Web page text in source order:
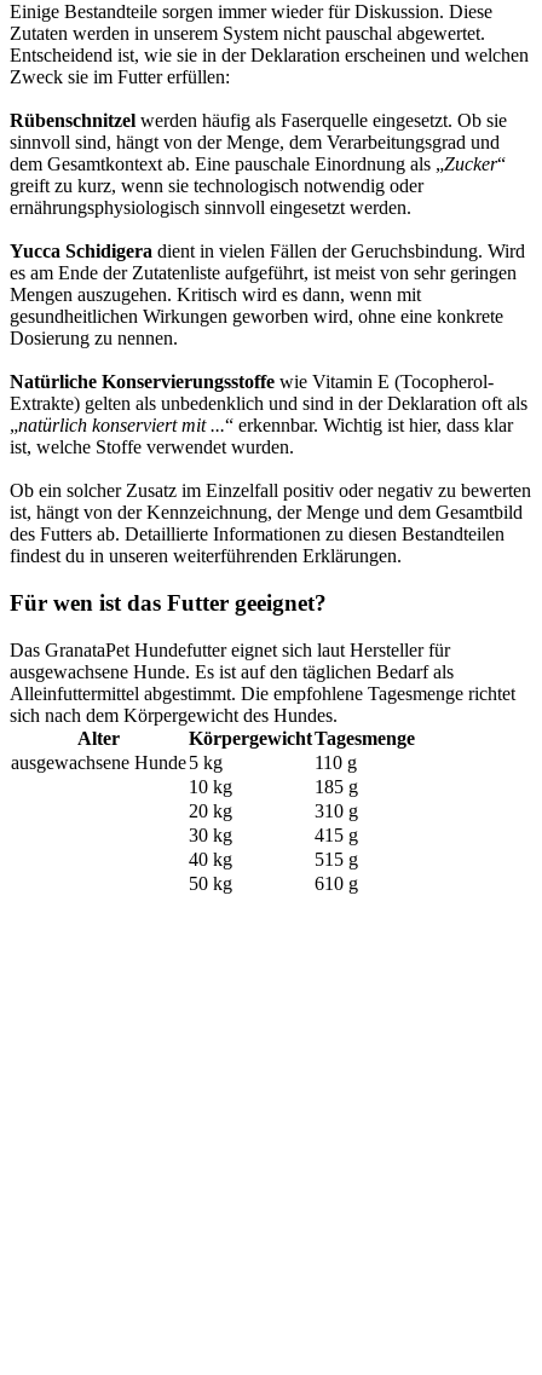
Einige Bestandteile sorgen immer wieder für Diskussion. Diese
Zutaten werden in unserem System nicht pauschal abgewertet.
Entscheidend ist, wie sie in der Deklaration erscheinen und welchen
Zweck sie im Futter erfüllen:
Rübenschnitzel werden häufig als Faserquelle eingesetzt. Ob sie
sinnvoll sind, hängt von der Menge, dem Verarbeitungsgrad und
dem Gesamtkontext ab. Eine pauschale Einordnung als „Zucker“
greift zu kurz, wenn sie technologisch notwendig oder
ernährungsphysiologisch sinnvoll eingesetzt werden.
Yucca Schidigera dient in vielen Fällen der Geruchsbindung. Wird
es am Ende der Zutatenliste aufgeführt, ist meist von sehr geringen
Mengen auszugehen. Kritisch wird es dann, wenn mit
gesundheitlichen Wirkungen geworben wird, ohne eine konkrete
Dosierung zu nennen.
Natürliche Konservierungsstoffe wie Vitamin E (Tocopherol-
Extrakte) gelten als unbedenklich und sind in der Deklaration oft als
„natürlich konserviert mit ...“ erkennbar. Wichtig ist hier, dass klar
ist, welche Stoffe verwendet wurden.
Ob ein solcher Zusatz im Einzelfall positiv oder negativ zu bewerten
ist, hängt von der Kennzeichnung, der Menge und dem Gesamtbild
des Futters ab. Detaillierte Informationen zu diesen Bestandteilen
findest du in unseren weiterführenden Erklärungen.
Für wen ist das Futter geeignet?
Das GranataPet Hundefutter eignet sich laut Hersteller für
ausgewachsene Hunde. Es ist auf den täglichen Bedarf als
Alleinfuttermittel abgestimmt. Die empfohlene Tagesmenge richtet
sich nach dem Körpergewicht des Hundes.
Alter
KörpergewichtTagesmenge
ausgewachsene Hunde5 kg
110 g
10 kg
185 g
20 kg
310 g
30 kg
415 g
40 kg
515 g
50 kg
610 g